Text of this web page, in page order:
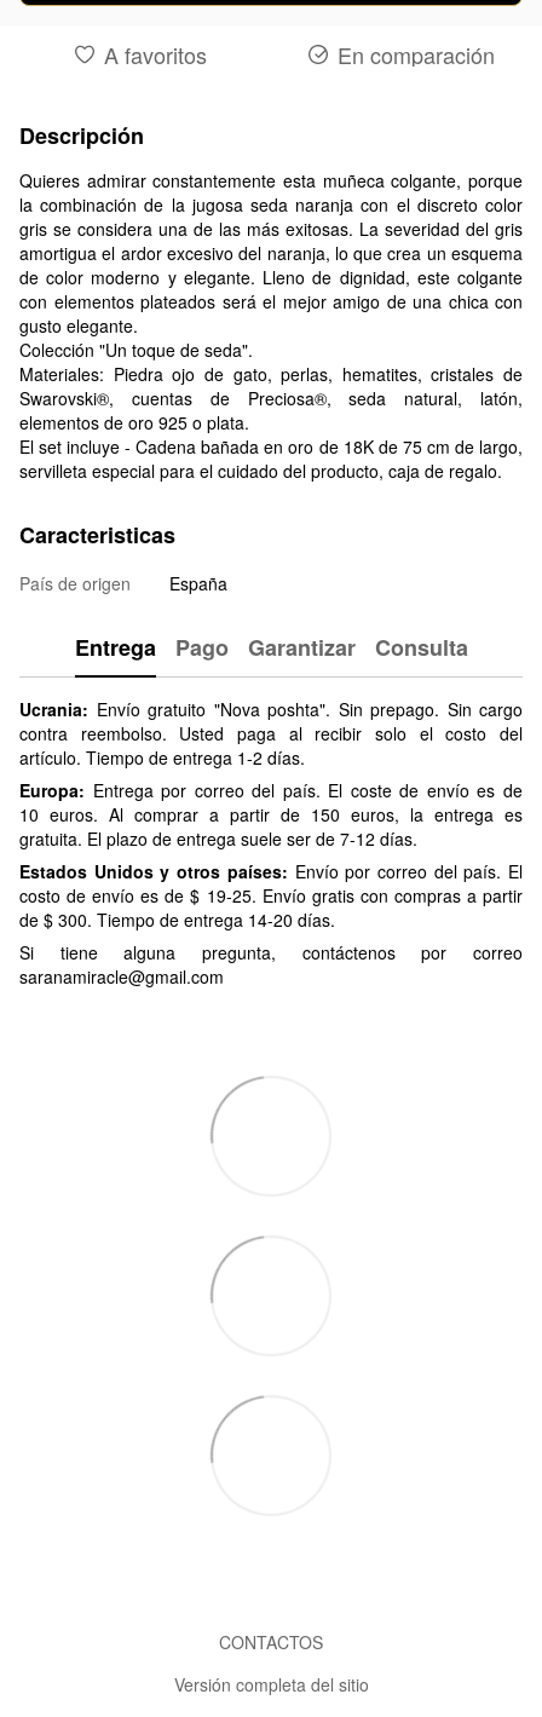
A favoritos En comparación
Descripción
Quieres admirar constantemente esta muñeca colgante, porque
la combinación de la jugosa seda naranja con el discreto color
gris se considera una de las más exitosas. La severidad del gris
amortigua el ardor excesivo del naranja, lo que crea un esquema
de color moderno y elegante. Lleno de dignidad, este colgante
con elementos plateados será el mejor amigo de una chica con
gusto elegante.
Colección "Un toque de seda".
Materiales: Piedra ojo de gato, perlas, hematites, cristales de
Swarovski®, cuentas de Preciosa®, seda natural, latón,
elementos de oro 925 o plata.
El set incluye - Cadena bañada en oro de 18K de 75 cm de largo,
servilleta especial para el cuidado del producto, caja de regalo.
Caracteristicas
País de origen España
Entrega Pago Garantizar Consulta
Ucrania: Envío gratuito "Nova poshta". Sin prepago. Sin cargo
contra reembolso. Usted paga al recibir solo el costo del
artículo. Tiempo de entrega 1-2 días.
Europa: Entrega por correo del país. El coste de envío es de
10 euros. Al comprar a partir de 150 euros, la entrega es
gratuita. El plazo de entrega suele ser de 7-12 días.
Estados Unidos y otros países: Envío por correo del país. El
costo de envío es de $ 19-25. Envío gratis con compras a partir
de $ 300. Tiempo de entrega 14-20 días.
Si tiene alguna pregunta, contáctenos por correo
saranamiracle@gmail.com
CONTACTOS
Versión completa del sitio